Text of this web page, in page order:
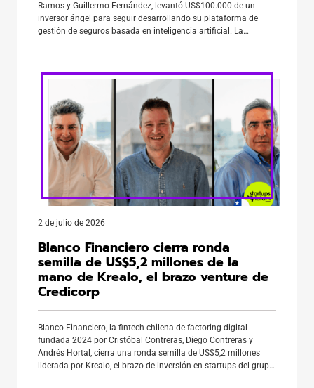
Ramos y Guillermo Fernández, levantó US$100.000 de un
inversor ángel para seguir desarrollando su plataforma de
gestión de seguros basada en inteligencia artificial. La
2 de julio de 2026
Blanco Financiero cierra ronda
semilla de US$5,2 millones de la
mano de Krealo, el brazo venture de
Credicorp
Blanco Financiero, la fintech chilena de factoring digital
fundada 2024 por Cristóbal Contreras, Diego Contreras y
Andrés Hortal, cierra una ronda semilla de US$5,2 millones
liderada por Krealo, el brazo de inversión en startups del grupo